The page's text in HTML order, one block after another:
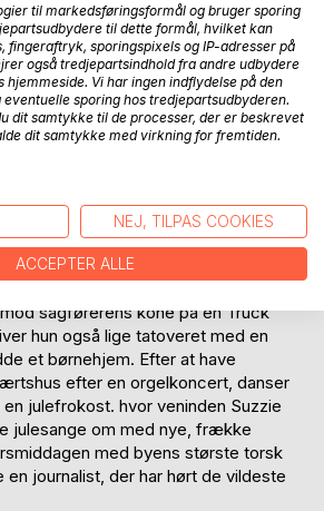
får sin sag for, både med det
og med et desperat forsøg på at
fra lukning med utraditionelle
sagførerens kone på en Truck
hun også lige tatoveret med en
et børnehjem. Efter at have
efter en orgelkoncert, danser
julefrokost. hvor veninden Suzzie
julesange om med nye, frække
med byens største torsk
en journalist, der har hørt de vildeste
til markedsføringsformål og bruger sporing
til dette formål, hvilket kan
fingeraftryk, sporingspixels og IP-adresser på
også tredjepartsindhold fra andre udbydere
hjemmeside. Vi har ingen indflydelse på den
sporing hos tredjepartsudbyderen.
dit samtykke til de processer, der er beskrevet
dit samtykke med virkning for fremtiden.
NEJ, TILPAS COOKIES
ACCEPTER ALLE